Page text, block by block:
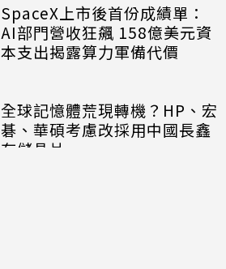
SpaceX上市後首份成績單：
AI部門營收狂飆 158億美元資
本支出揭露算力軍備代價
全球記憶體荒現轉機？HP、宏
碁、華碩考慮改採用中國長鑫
存儲晶片